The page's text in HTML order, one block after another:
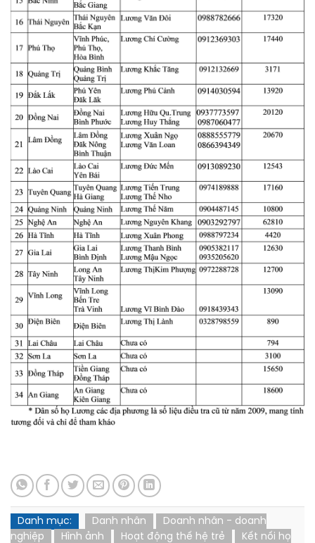
Danh mục: Danh nhân
Doanh nhân - doanh
nghiệp
Hình ảnh Hoạt động thế hệ trẻ
Kết nối họ